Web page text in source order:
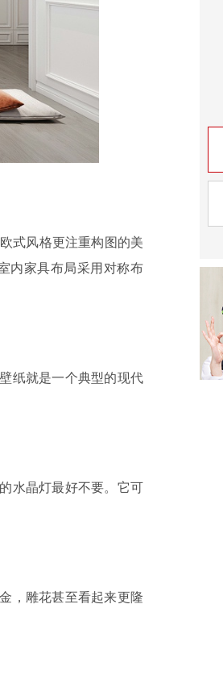
式风格更注重构图的美
内家具布局采用对称布
纸就是一个典型的现代
水晶灯最好不要。它可
，雕花甚至看起来更隆